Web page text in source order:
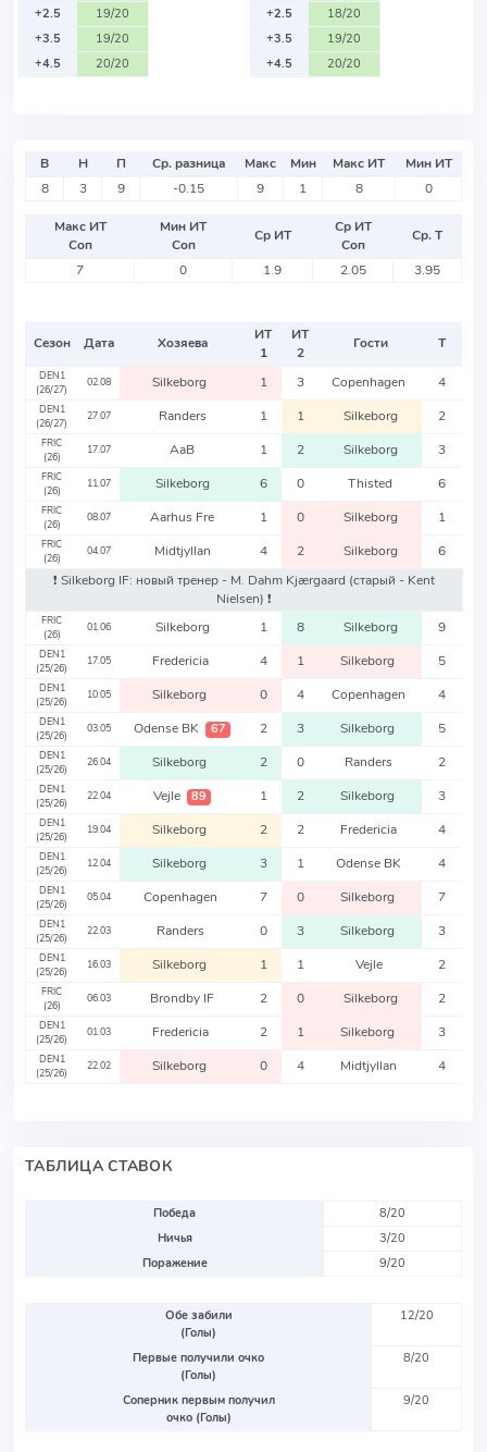
+2.5
19/20
+3.5
19/20
+4.5
20/20
+2.5
18/20
+3.5
19/20
+4.5
20/20
В Н П Ср. разница Макс Мин Макс ИТ
Мин ИТ
8
3 9 -0.15 9 1 8 0
Макс ИТ
Соп
Мин ИТ
Соп
Ср ИТ
Ср ИТ
Соп
Ср. Т
7
0 1.9 2.05 3.95
Сезон Дата Хозяева
ИТ
1
ИТ
2
Гости Т
DEN1
(26/27)
02.08 Silkeborg 1 3 Copenhagen 4
DEN1
(26/27)
27.07 Randers 1 1 Silkeborg 2
FRIC
(26)
17.07 AaB 1 2 Silkeborg 3
FRIC
(26)
11.07 Silkeborg 6 0 Thisted 6
FRIC
(26)
08.07 Aarhus Fre 1 0 Silkeborg 1
FRIC
(26)
04.07 Midtjyllan 4 2 Silkeborg
6
❗️ Silkeborg IF: новый тренер - M. Dahm Kjærgaard (старый - Kent
Nielsen) ❗️
FRIC
(26)
01.06 Silkeborg 1 8 Silkeborg 9
DEN1
(25/26)
17.05 Fredericia 4 1 Silkeborg 5
DEN1
(25/26)
10.05 Silkeborg 0 4 Copenhagen 4
DEN1
(25/26)
03.05 Odense BK 67 2 3 Silkeborg 5
DEN1
(25/26)
26.04 Silkeborg 2 0 Randers 2
DEN1
(25/26)
22.04 Vejle 89 1 2 Silkeborg 3
DEN1
(25/26)
19.04 Silkeborg 2 2 Fredericia 4
DEN1
(25/26)
12.04 Silkeborg 3 1 Odense BK 4
DEN1
(25/26)
05.04 Copenhagen 7 0 Silkeborg 7
DEN1
(25/26)
22.03 Randers 0 3 Silkeborg 3
DEN1
(25/26)
16.03 Silkeborg 1 1 Vejle 2
FRIC
(26)
06.03 Brondby IF 2 0 Silkeborg 2
DEN1
(25/26)
01.03 Fredericia 2 1 Silkeborg 3
DEN1
(25/26)
22.02 Silkeborg 0 4 Midtjyllan 4
ТАБЛИЦА СТАВОК
Победа
8/20
Ничья
3/20
Поражение
9/20
Обе забили
(Голы)
12/20
Первые получили очко
(Голы)
8/20
Соперник первым получил
очко (Голы)
9/20